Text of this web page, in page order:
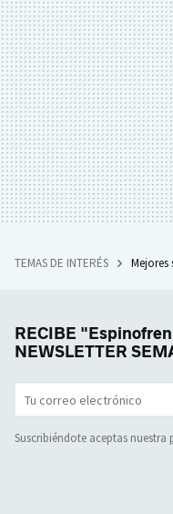
TEMAS DE INTERÉS Mejores
RECIBE
NEWSLETTER
Suscribiéndote aceptas nuestra